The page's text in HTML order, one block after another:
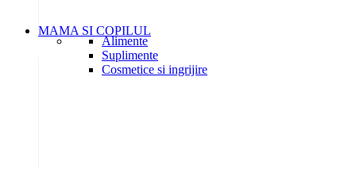
MAMA SI COPILUL
Alimente
Suplimente
Cosmetice si ingrijire